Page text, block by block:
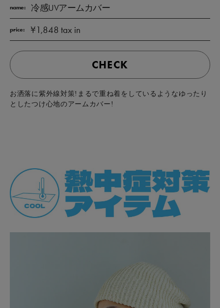
name: 冷感UVアームカバー
price: ¥1,848 tax in
CHECK
お洒落に紫外線対策!まるで重ね着をしているようなゆったり
としたつけ心地のアームカバー!